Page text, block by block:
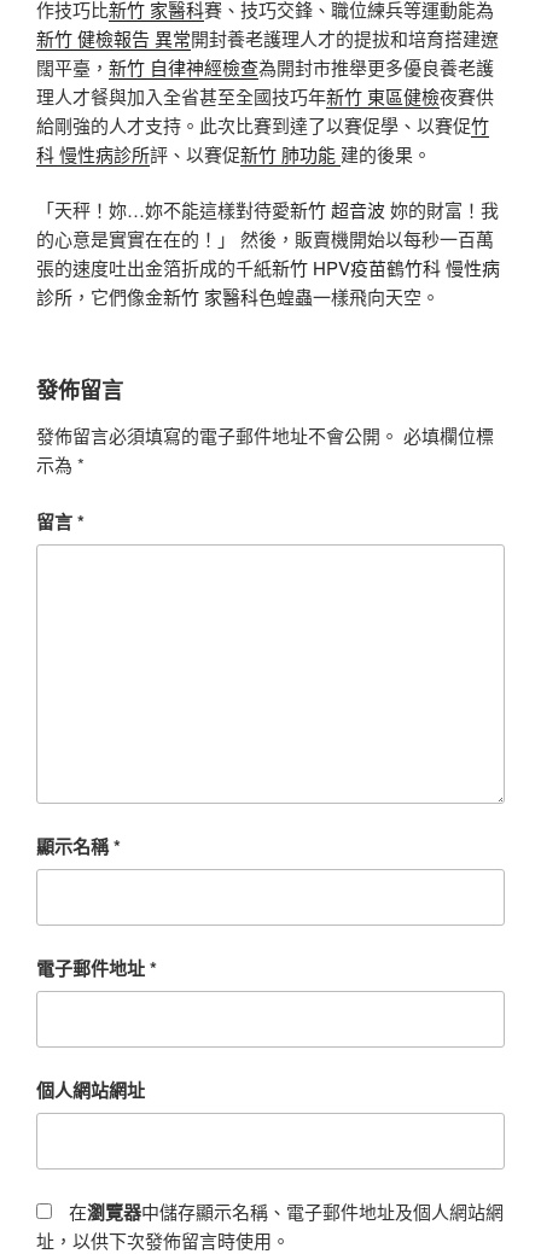
作技巧比新竹 家醫科賽、技巧交鋒、職位練兵等運動能為
新竹 健檢報告 異常開封養老護理人才的提拔和培育搭建遼
闊平臺， 新竹 自律神經檢查為開封市推舉更多優良養老護
理人才餐與加入全省甚至全國技巧年新竹 東區健檢夜賽供
給剛強的人才支持。此次比賽到達了以賽促學、以賽促竹
科 慢性病診所評、以賽促新竹 肺功能 建的後果。
「天秤！妳…妳不能這樣對待愛新竹 超音波妳的財富！我
的心意是實實在在的！」 然後，販賣機開始以每秒一百萬
張的速度吐出金箔折成的千紙新竹 HPV疫苗鶴竹科 慢性病
診所 ，它們像金新竹 家醫科色蝗蟲一樣飛向天空。
發佈留言
發佈留言必須填寫的電子郵件地址不會公開。 必填欄位標
示為 *
留言*
顯示名稱*
電子郵件地址*
個人網站網址
在瀏覽器中儲存顯示名稱、電子郵件地址及個人網站網
址，以供下次發佈留言時使用。